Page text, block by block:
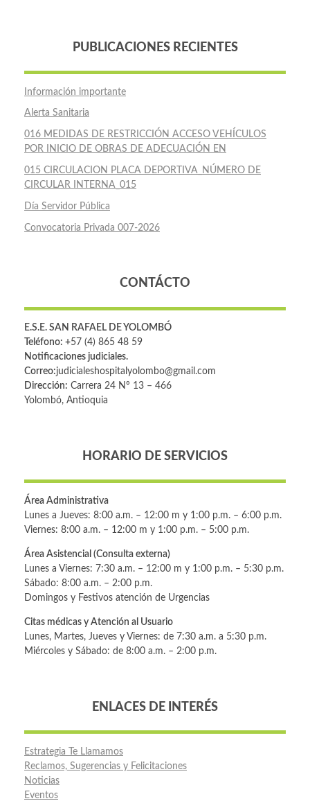
PUBLICACIONES RECIENTES
Información importante
Alerta Sanitaria
016 MEDIDAS DE RESTRICCIÓN ACCESO VEHÍCULOS
POR INICIO DE OBRAS DE ADECUACIÓN EN
015 CIRCULACION PLACA DEPORTIVA_NÚMERO DE
CIRCULAR INTERNA_015
Día Servidor Pública
Convocatoria Privada 007-2026
CONTÁCTO
E.S.E. SAN RAFAEL DE YOLOMBÓ
Teléfono: +57 (4) 865 48 59
Notificaciones judiciales.
Correo:judicialeshospitalyolombo@gmail.com
Dirección: Carrera 24 Nº 13 – 466
Yolombó, Antioquia
HORARIO DE SERVICIOS
Área Administrativa
Lunes a Jueves: 8:00 a.m. – 12:00 m y 1:00 p.m. – 6:00 p.m.
Viernes: 8:00 a.m. – 12:00 m y 1:00 p.m. – 5:00 p.m.
Área Asistencial (Consulta externa)
Lunes a Viernes: 7:30 a.m. – 12:00 m y 1:00 p.m. – 5:30 p.m.
Sábado: 8:00 a.m. – 2:00 p.m.
Domingos y Festivos atención de Urgencias
Citas médicas y Atención al Usuario
Lunes, Martes, Jueves y Viernes: de 7:30 a.m. a 5:30 p.m.
Miércoles y Sábado: de 8:00 a.m. – 2:00 p.m.
ENLACES DE INTERÉS
Estrategia Te Llamamos
Reclamos, Sugerencias y Felicitaciones
Noticias
Eventos